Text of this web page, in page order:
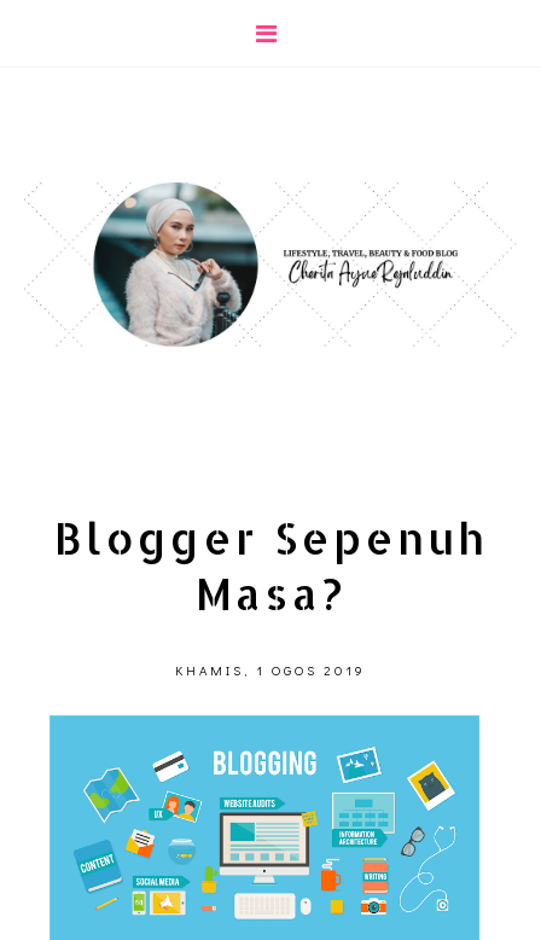
Blogger Sepenuh
Masa?
KHAMIS, 1 OGOS 2019